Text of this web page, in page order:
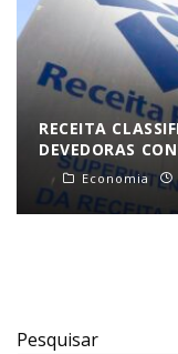
RECEITA
DEVEDORAS
Economia
Pesquisar